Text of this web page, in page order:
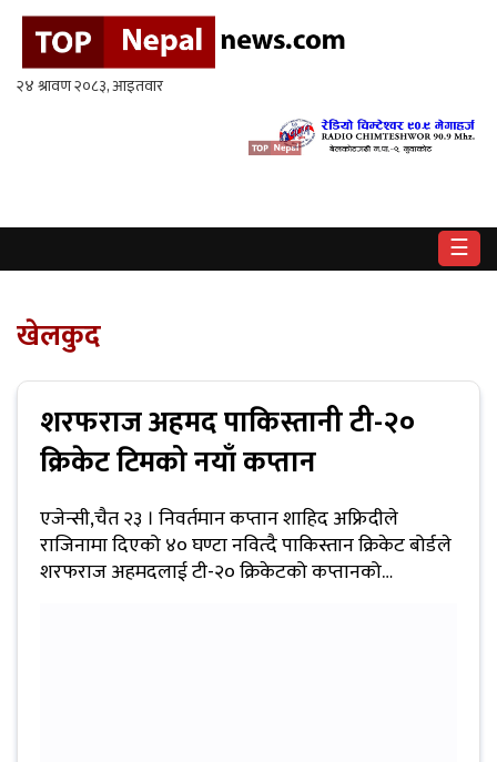
☰
गृहपृष्ठ
खेलकुद
विश्व
/
अन्तर्वाता
मनोरन्जन
प्रबास
खेलकुद
शरफराज अहमद पाकिस्तानी टी-२०
क्रिकेट टिमको नयाँ कप्तान
एजेन्सी,चैत २३ । निवर्तमान कप्तान शाहिद अफ्रिदीले
राजिनामा दिएको ४० घण्टा नवित्दै पाकिस्तान क्रिकेट बोर्डले
शरफराज अहमदलाई टी-२० क्रिकेटको कप्तानको…